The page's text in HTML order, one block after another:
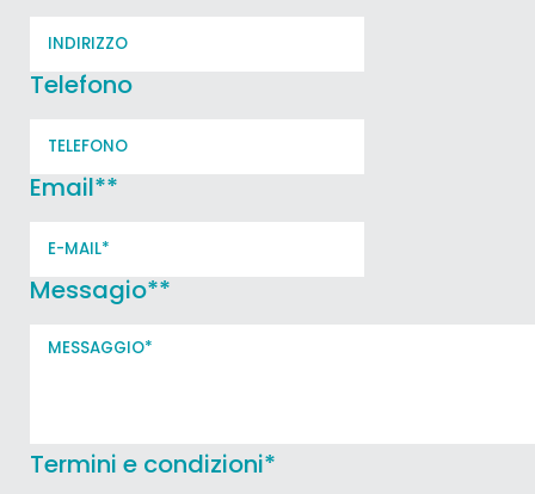
Telefono
Email**
Messagio**
Termini e condizioni*